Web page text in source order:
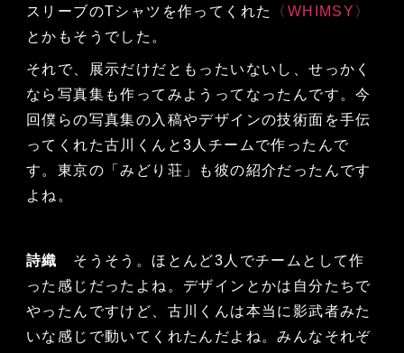
スリーブのTシャツを作ってくれた
〈WHIMSY〉
とかもそうでした。
それで、展示だけだともったいないし、せっかく
なら写真集も作ってみようってなったんです。今
回僕らの写真集の入稿やデザインの技術面を手伝
ってくれた古川くんと3人チームで作ったんで
す。東京の「みどり荘」も彼の紹介だったんです
よね。
詩織
そうそう。ほとんど3人でチームとして作
った感じだったよね。デザインとかは自分たちで
やったんですけど、古川くんは本当に影武者みた
いな感じで動いてくれたんだよね。みんなそれぞ